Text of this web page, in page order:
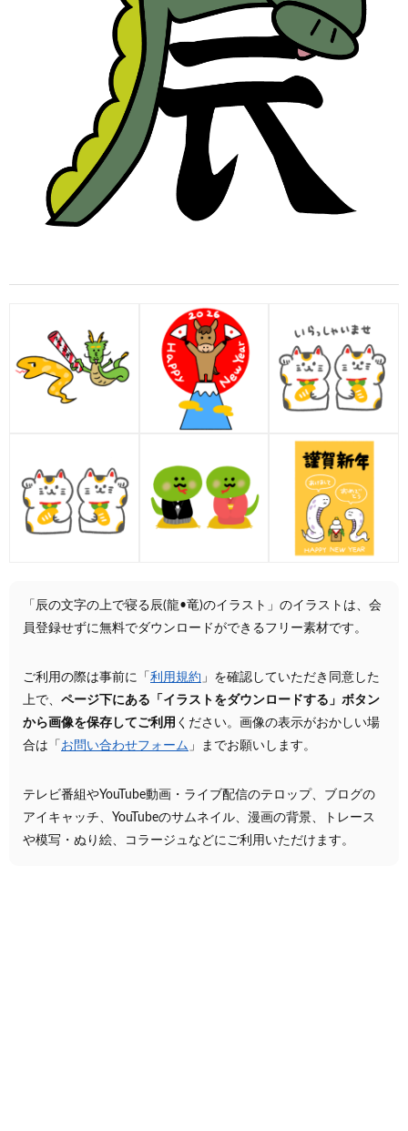
「辰の文字の上で寝る辰(龍•竜)のイラスト」のイラストは、会
員登録せずに無料でダウンロードができるフリー素材です。
ご利用の際は事前に「 利用規約 」を確認していただき同意した
上で、 ページ下にある「イラストをダウンロードする」ボタン
から画像を保存してご利用 ください。画像の表示がおかしい場
合は「 お問い合わせフォーム 」までお願いします。
テレビ番組やYouTube動画・ライブ配信のテロップ、ブログの
アイキャッチ、YouTubeのサムネイル、漫画の背景、トレース
や模写・ぬり絵、コラージュなどにご利用いただけます。